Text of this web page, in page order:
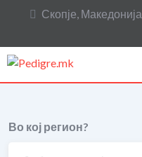
Скопје, Македонија
Во кој регион?